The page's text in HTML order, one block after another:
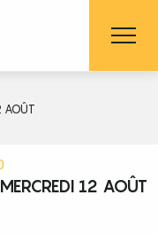
AOÛT
12 AOÛT